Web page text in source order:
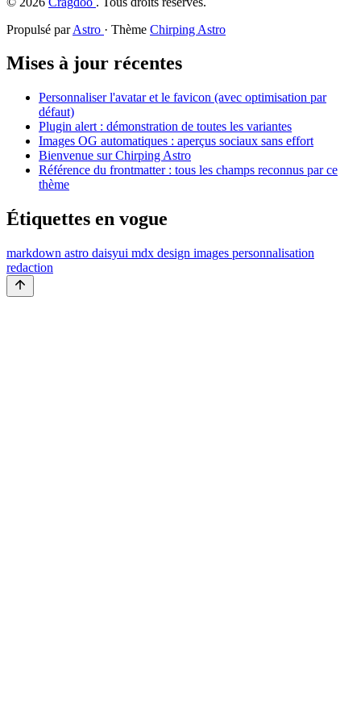
Propulsé parAstro · Thème Chirping Astro
Mises à jour récentes
Personnaliser l'avatar et le favicon (avec optimisation par
défaut)
Plugin alert : démonstration de toutes les variantes
Images OG automatiques : aperçus sociaux sans effort
Bienvenue sur Chirping Astro
Référence du frontmatter : tous les champs reconnus par ce
thème
Étiquettes en vogue
markdown astro daisyui mdx design images personnalisation
redaction